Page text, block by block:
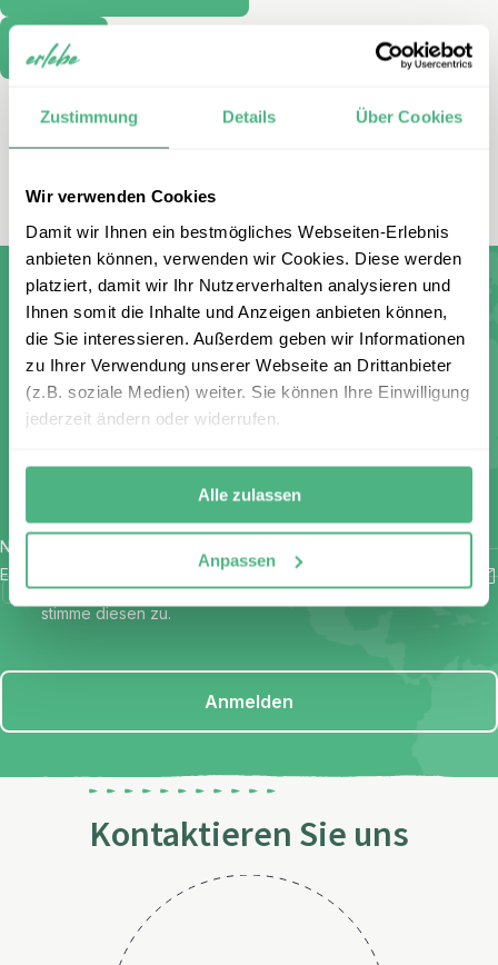
Zustimmung Details Über Cookies
Wir verwenden Cookies
Damit wir Ihnen ein bestmögliches Webseiten-Erlebnis
anbieten können, verwenden wir Cookies. Diese werden
platziert, damit wir Ihr Nutzerverhalten analysieren und
Ihnen somit die Inhalte und Anzeigen anbieten können,
die Sie interessieren. Außerdem geben wir Informationen
zu Ihrer Verwendung unserer Webseite an Drittanbieter
(z.B. soziale Medien) weiter. Sie können Ihre Einwilligung
jederzeit ändern oder widerrufen.
Alle zulassen
Anpassen
Kontakt
Melden Sie sich für unseren
kostenlosen Newsletter an und
erhalten Sie einen 100 €
Gutschein
Name
E-Mail
Ich habe die Bestimmungen zumDatenschutzgelesen und
stimme diesen zu.
Anmelden
Kontaktieren Sie uns